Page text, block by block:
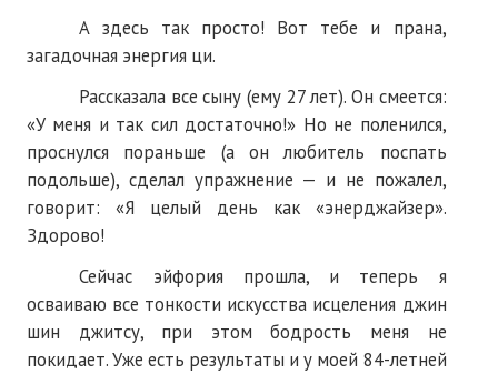
А здесь так просто! Вот тебе и прана,
загадочная энергия ци.
Рассказала все сыну (ему 27 лет). Он смеется:
«У меня и так сил достаточно!» Но не поленился,
проснулся пораньше (а он любитель поспать
подольше), сделал упражнение — и не пожалел,
говорит: «Я целый день как «энерджайзер».
Здорово!
Сейчас эйфория прошла, и теперь я
осваиваю все тонкости искусства исцеления джин
шин джитсу, при этом бодрость меня не
покидает. Уже есть результаты и у моей 84-летней